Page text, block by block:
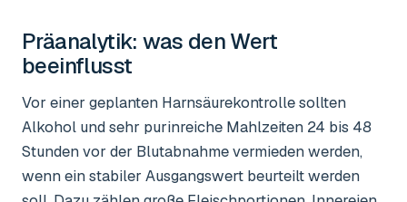
Präanalytik: was den Wert
beeinflusst
Vor einer geplanten Harnsäurekontrolle sollten
Alkohol und sehr purinreiche Mahlzeiten 24 bis 48
Stunden vor der Blutabnahme vermieden werden,
wenn ein stabiler Ausgangswert beurteilt werden